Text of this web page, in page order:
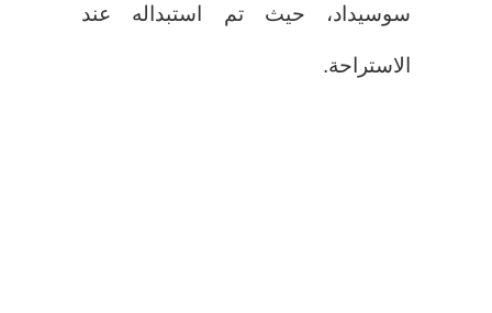
سوسيداد، حيث تم استبداله عند
الاستراحة.